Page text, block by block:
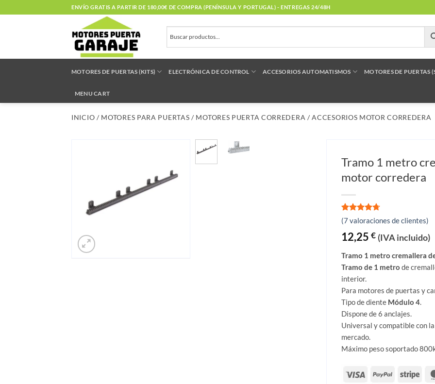
al
ENVÍO GRATIS A PARTIR DE 180,00€ DE COMPRA (PENÍNSULA Y PORTUGAL) - ENTREGAS 24/48H
MOTORES DE PUERTAS (KITS) ELECTRÓNICA DE CONTROL ACCESORIOS AUTOMATISMOS MOTORES DE PUERTAS
MENU CART
INICIO / MOTORES PARA PUERTAS / MOTORES PUERTA CORREDERA / ACCESORIOS MOTOR CORREDERA
Tramo 1 metro
motor corredera
Valorado
con
de 5 en
base a
7
s de
clientes
(7valoraciones de clientes)
12,25 € (IVA incluido)
Tramo 1 metro cremallera
Tramo de 1 metro de
interior.
Para motores de puertas y
Tipo de diente Módulo 4.
Dispone de 6 anclajes.
Universal y compatible con
mercado.
Máximo peso soportado